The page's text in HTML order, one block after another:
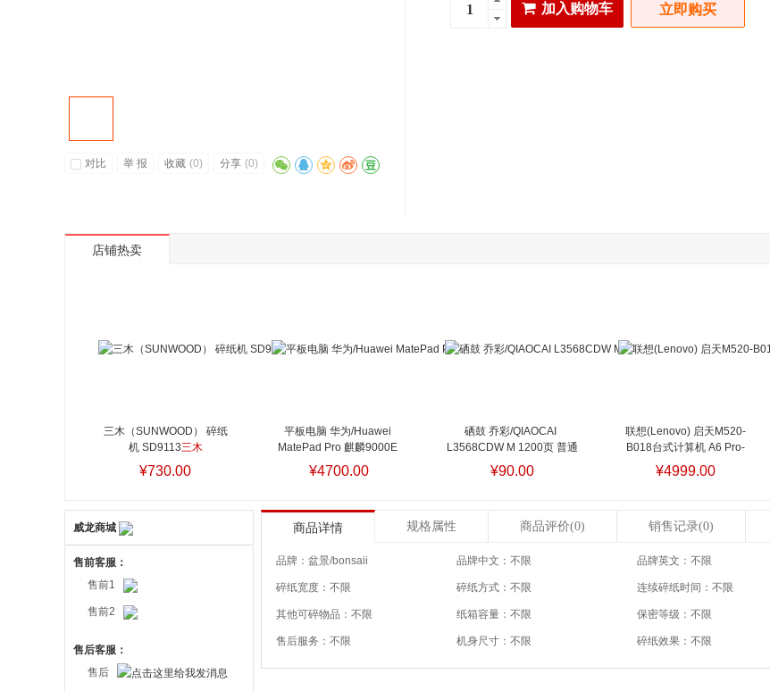
加入购物车 立即购买
对比 举 报 收藏 (0) 分享 (0)
店铺热卖
三木（SUNWOOD） 碎纸
机 SD9113三木
（SUNWOOD） 碎纸机
SD9113
¥730.00
平板电脑 华为/Huawei
MatePad Pro 麒麟9000E
256GB 12.1英寸 黑色
HarmonyOS 12GB 平板电脑
麒麟9000E 256GB 12.1英
寸 黑色 HarmonyOS 12GB
¥4700.00
硒鼓 乔彩/QIAOCAI
L3568CDW M 1200页 普通
装 通用耗材 红色
彩/QIAOCAI L3568CDW M
¥90.00
联想(Lenovo) 启天M520-
B018台式计算机 A6 Pro-
8580/B450主
板/4GB/256GB SSD/无光
(Lenovo) 启天M520-B018
8580/B450主
驱/180W电源/PS2键盘/USB
鼠标/智能云教室
¥4999.00
商品详情 规格属性 商品评价(0) 销售记录(0)
品牌：盆景/bonsaii 品牌中文：不限 品牌英文：不限
碎纸宽度：不限 碎纸方式：不限 连续碎纸时间：不限
其他可碎物品：不限 纸箱容量：不限 保密等级：不限
售后服务：不限 机身尺寸：不限 碎纸效果：不限
威龙商城
售前客服：
售前1
售前2
售后客服：
售后